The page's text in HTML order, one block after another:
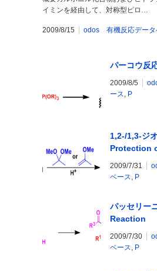
イミンを経由して、対称型ピロ…
2009/8/15 odos 有機反応データ
パーコウ反
2009/8/5
ース, P
1,2-/1,3-ジ
Protection
2009/7/31
ベース, P
パッセリー
Reaction
2009/7/30
ベース, P